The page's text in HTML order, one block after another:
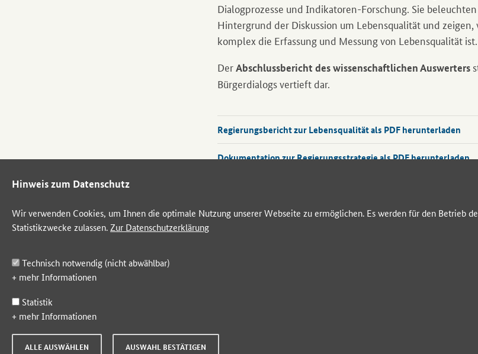
Dialogprozesse und Indikatoren-Forschung. Sie
Hintergrund der Diskussion um Lebensqualität und
komplex die Erfassung und Messung von Lebensqualität ist.
DerAbschlussbericht des wissenschaftlichen Auswerters
Bürgerdialogs vertieft dar.
Regierungsbericht zur Lebensqualität als PDF herunterladen
Dokumentation zur Regierungsstrategie als PDF herunterladen
Wissenschaftliche Auswertung des Bürgerdialogs als PDF
Hinweis zum Datenschutz
Wir verwenden Cookies, um Ihnen die optimale Nutzung unserer Webseite zu ermöglichen. Es werden für den Betrieb
Statistikzwecke zulassen. Zur Datenschutzerklärung
Technisch notwendig (nicht abwählbar)
+ mehr Informationen
Statistik
+ mehr Informationen
ALLE AUSWÄHLEN AUSWAHL BESTÄTIGEN